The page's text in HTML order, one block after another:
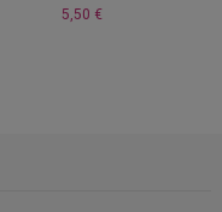
5,50 €